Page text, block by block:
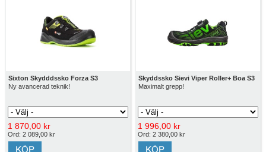
Sixton Skydddssko Forza S3
Ny avancerad teknik!
1 870,00 kr
Ord: 2 089,00 kr
Skyddssko Sievi Viper Roller+ Boa S3
Maximalt grepp!
1 996,00 kr
Ord: 2 380,00 kr